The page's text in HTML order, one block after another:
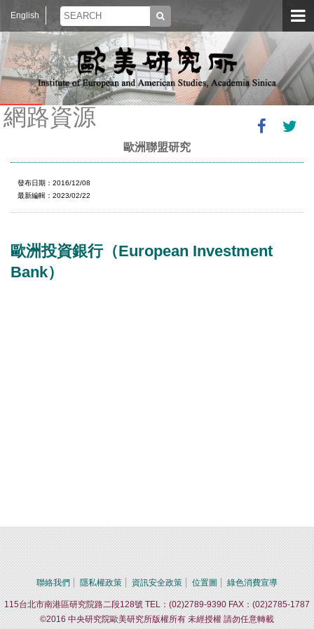
English
網路資源
歐洲聯盟研究
發布日期：2016/12/08
最新編輯：2023/02/22
歐洲投資銀行（European Investment
Bank）
聯絡我們 隱私權政策 資訊安全政策 位置圖 綠色消費宣導
115台北市南港區研究院路二段128號 TEL：(02)2789-9390 FAX：(02)2785-1787
©2016 中央研究院歐美研究所版權所有 未經授權 請勿任意轉載